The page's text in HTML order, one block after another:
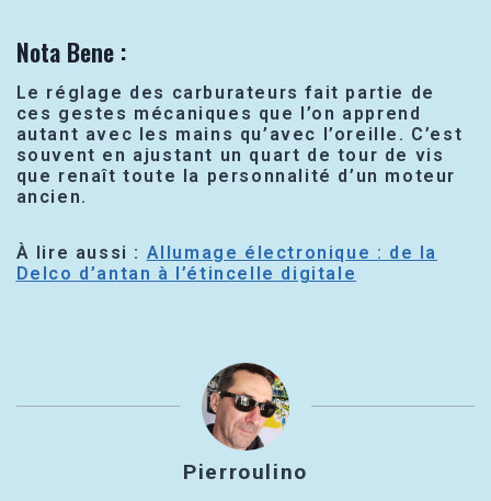
Nota Bene :
Le réglage des carburateurs fait partie de
ces gestes mécaniques que l’on apprend
autant avec les mains qu’avec l’oreille. C’est
souvent en ajustant un quart de tour de vis
que renaît toute la personnalité d’un moteur
ancien.
À lire aussi : Allumage électronique : de la
Delco d’antan à l’étincelle digitale
Pierroulino